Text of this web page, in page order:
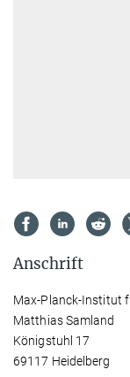
Anschrift
Max-Planck-Institut
Matthias Samland
Königstuhl 17
69117 Heidelberg